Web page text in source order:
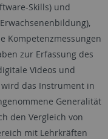
Skills) und
Kompetenzmessungen
zur Erfassung des
Videos und
das Instrument in
Generalität
den Vergleich von
mit Lehrkräften